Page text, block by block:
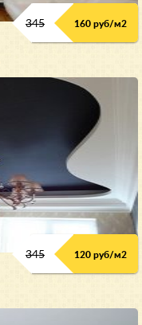
345 160 руб/м2
345 120 руб/м2